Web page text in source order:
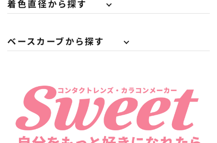
着色直径から探す
ベースカーブから探す